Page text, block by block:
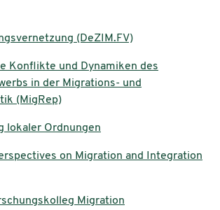
(DeZIM.FV)
Konflikte und Dynamiken des
in der Migrations- und
(MigRep)
lokaler Ordnungen
on Migration and Integration
Migration